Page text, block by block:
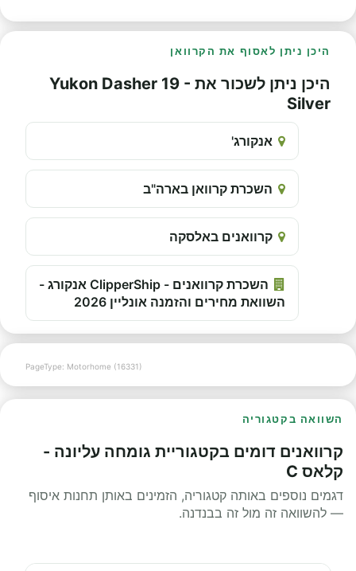
היכן ניתן לאסוף את הקרוואן
היכן ניתן לשכור את Yukon Dasher 19 -
Silver
אנקורג'
השכרת קרוואן בארה"ב
קרוואנים באלסקה
השכרת קרוואנים - ClipperShip אנקורג -
השוואת מחירים והזמנה אונליין 2026
PageType: Motorhome (16331)
השוואה בקטגוריה
קרוואנים דומים בקטגוריית גומחה עליונה -
קלאס C
דגמים נוספים באותה קטגוריה, הזמינים באותן תחנות איסוף
— להשוואה זה מול זה בבנדנה.